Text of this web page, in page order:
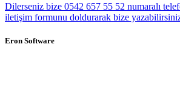
Dilerseniz bize 0542 657 55 52 numaralı
iletişim formunu doldurarak bize
Eron Software